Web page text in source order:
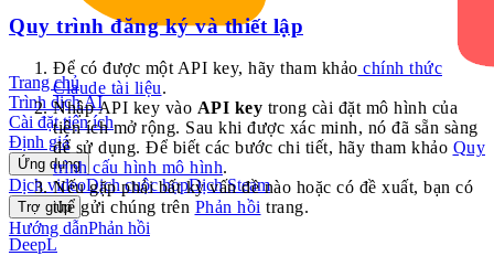
Trang chủ
Trình dịch AI
Cài đặt tiện ích
Định giá
Ứng dụng
Dịch videoDịch cuộc họpDịch Steam
Trợ giúp
Hướng dẫnPhản hồi
Quy trình đăng ký và thiết lập
Để có được một API key, hãy tham khảo chính thức
Claude tài liệu.
Nhập API key vào API key trong cài đặt mô hình của
tiện ích mở rộng. Sau khi được xác minh, nó đã sẵn sàng
để sử dụng. Để biết các bước chi tiết, hãy tham khảo Quy
trình cấu hình mô hình.
Nếu gặp phải bất kỳ vấn đề nào hoặc có đề xuất, bạn có
thể gửi chúng trên Phản hồi trang.
DeepL